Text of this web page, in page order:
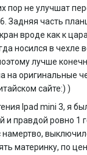
пор не улучшат
Задняя часть
вроде как к
носился в
лучше
на оригинальные
сайте:) )
Ipad mini 3, я
и правдой ровно 1
намертво,
материнку, по